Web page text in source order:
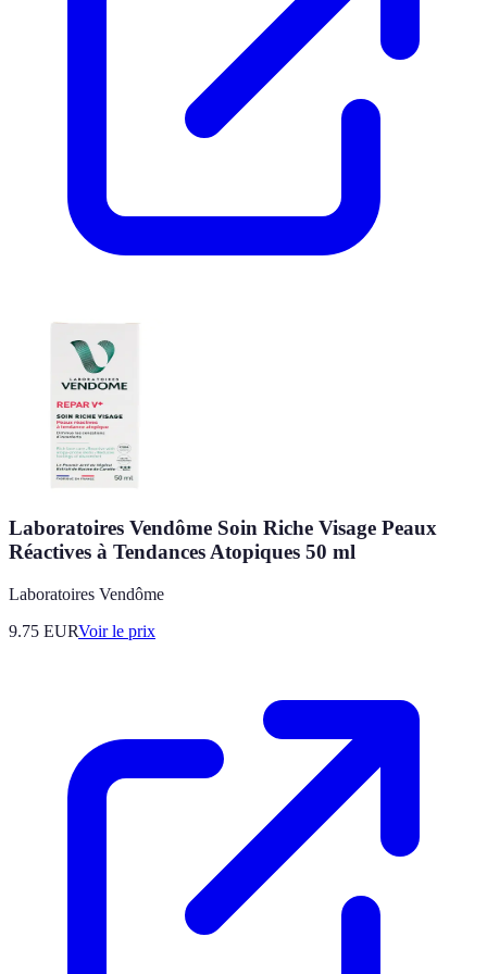
Laboratoires Vendôme Soin Riche Visage Peaux
Réactives à Tendances Atopiques 50 ml
Laboratoires Vendôme
9.75 EURVoir le prix